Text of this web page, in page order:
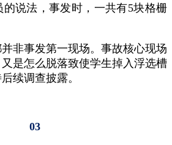
说法，事发时，一共有5块格栅
非事发第一现场。事故核心现场
是怎么脱落致使学生掉入浮选槽
续调查披露。
03